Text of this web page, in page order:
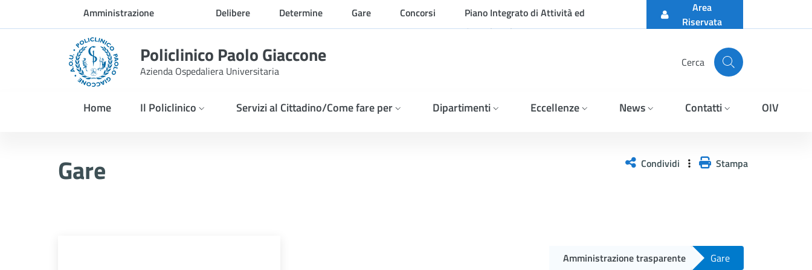
Skip to Main ContentAmministrazione
trasparente
Delibere Determine Gare Concorsi
Piano Integrato di Attività ed
Organizzazione
Area
Riservata
Policlinico Paolo Giaccone
Azienda Ospedaliera Universitaria
Cerca
Home Il Policlinico Servizi al Cittadino/Come fare per Dipartimenti Eccellenze News Contatti OIV
Gare Condividi Stampa
Amministrazione trasparente Gare